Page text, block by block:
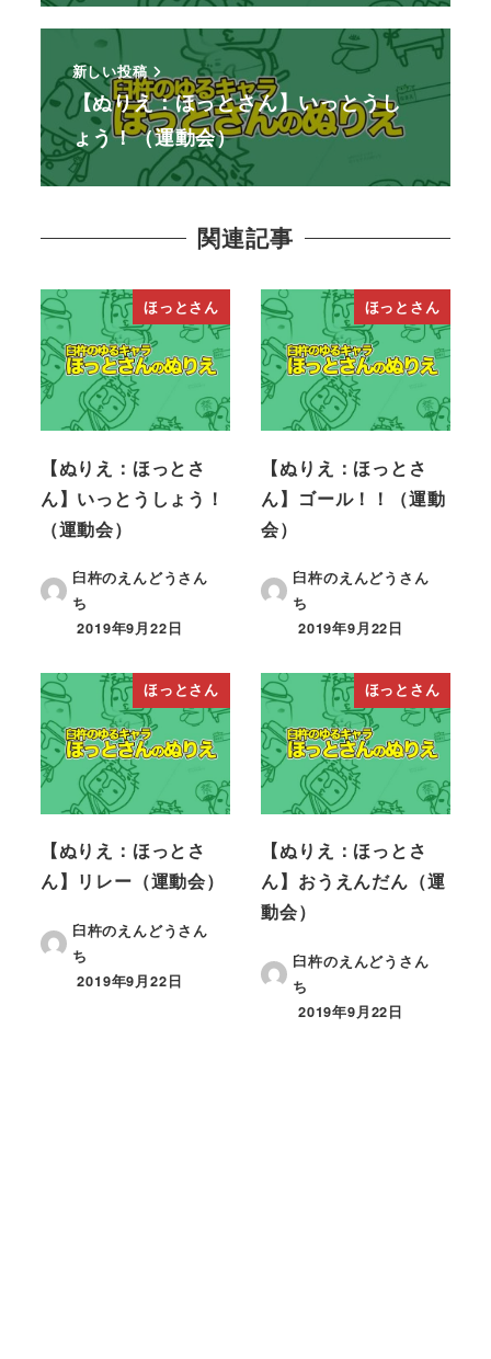
新しい投稿
【ぬりえ：ほっとさん】いっとうし
ょう！（運動会）
関連記事
ほっとさん
【ぬりえ：ほっとさ
ん】いっとうしょう！
（運動会）
臼杵のえんどうさん
ち
2019年9月22日
ほっとさん
【ぬりえ：ほっとさ
ん】ゴール！！（運動
会）
臼杵のえんどうさん
ち
2019年9月22日
ほっとさん
【ぬりえ：ほっとさ
ん】リレー（運動会）
臼杵のえんどうさん
ち
2019年9月22日
ほっとさん
【ぬりえ：ほっとさ
ん】おうえんだん（運
動会）
臼杵のえんどうさん
ち
2019年9月22日